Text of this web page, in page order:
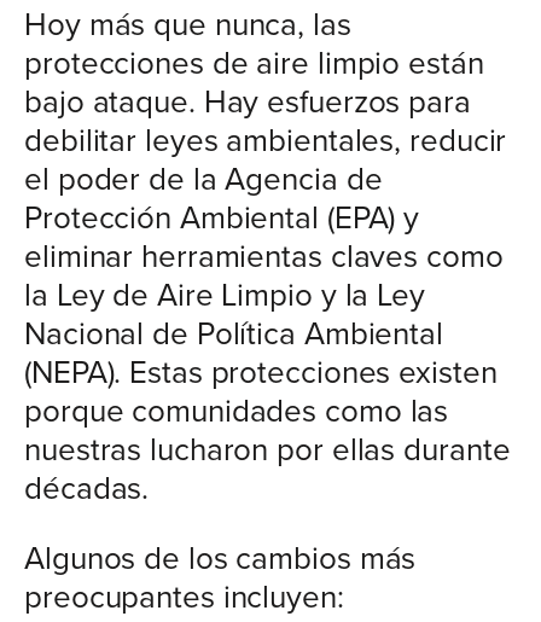
Hoy más que nunca, las
protecciones de aire limpio están
bajo ataque. Hay esfuerzos para
debilitar leyes ambientales, reducir
el poder de la Agencia de
Protección Ambiental (EPA) y
eliminar herramientas claves como
la Ley de Aire Limpio y la Ley
Nacional de Política Ambiental
(NEPA). Estas protecciones existen
porque comunidades como las
nuestras lucharon por ellas durante
décadas.
Algunos de los cambios más
preocupantes incluyen: